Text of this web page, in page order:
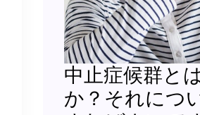
中止症候群と
か？それにつ